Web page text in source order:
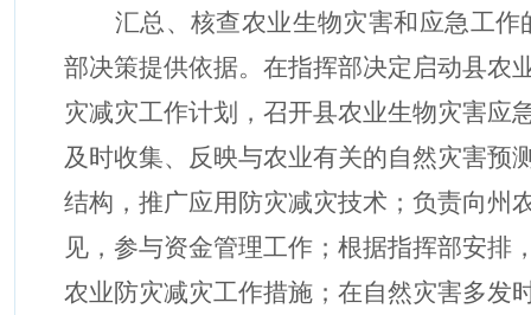
汇总、核查农业生物灾害和应急工
部决策提供依据。在指挥部决定启动县农
灾减灾工作计划，召开县农业生物灾害应
及时收集、反映与农业有关的自然灾害预
结构，推广应用防灾减灾技术 ； 负责向州
见，参与资金管理工作 ； 根据指挥部安排
农业防灾减灾工作措施 ； 在自然灾害多发